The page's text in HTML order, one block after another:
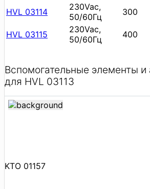
HVL 03114
230Vac,
50/60Гц
300
HVL 03115
230Vac,
50/60Гц
400
Вспомогательные элементы и
для HVL 03113
KTO 01157